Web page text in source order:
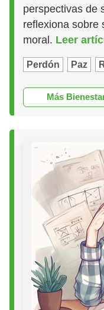
perspectivas de
reflexiona sobre
moral. Leer
Perdón Paz
Más